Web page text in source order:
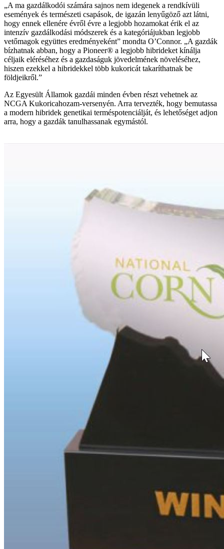
„A ma gazdálkodói számára sajnos nem idegenek a rendkívüli
események és természeti csapások, de igazán lenyűgöző azt látni,
hogy ennek ellenére évről évre a legjobb hozamokat érik el az
intenzív gazdálkodási módszerek és a kategóriájukban legjobb
vetőmagok együttes eredményeként” mondta O’Connor. „A gazdák
bízhatnak abban, hogy a Pioneer® a legjobb hibrideket kínálja
céljaik eléréséhez és a gazdaságuk jövedelmének növeléséhez,
hiszen ezekkel a hibridekkel több kukoricát takaríthatnak be
földjeikről.”
Az Egyesült Államok gazdái minden évben részt vehetnek az
NCGA Kukoricahozam-versenyén. Arra tervezték, hogy bemutassa
a modern hibridek genetikai terméspotenciálját, és lehetőséget adjon
arra, hogy a gazdák tanulhassanak egymástól.